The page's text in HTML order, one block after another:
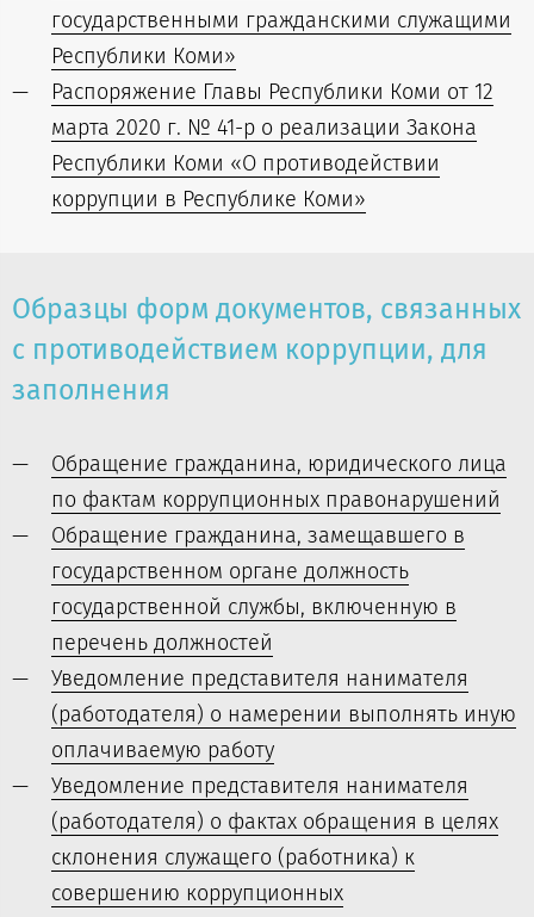
государственными гражданскими служащими
Республики Коми»
Распоряжение Главы Республики Коми от 12
марта 2020 г. № 41-р о реализации Закона
Республики Коми «О противодействии
коррупции в Республике Коми»
Образцы форм документов, связанных
с противодействием коррупции, для
заполнения
Обращение гражданина, юридического лица
по фактам коррупционных правонарушений
Обращение гражданина, замещавшего в
государственном органе должность
государственной службы, включенную в
перечень должностей
Уведомление представителя нанимателя
(работодателя) о намерении выполнять иную
оплачиваемую работу
Уведомление представителя нанимателя
(работодателя) о фактах обращения в целях
склонения служащего (работника) к
совершению коррупционных